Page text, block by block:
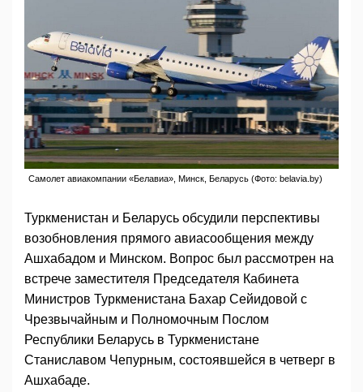
Самолет авиакомпании «Белавиа», Минск, Беларусь (Фото: belavia.by)
Туркменистан и Беларусь обсудили перспективы
возобновления прямого авиасообщения между
Ашхабадом и Минском. Вопрос был рассмотрен на
встрече заместителя Председателя Кабинета
Министров Туркменистана Бахар Сейидовой с
Чрезвычайным и Полномочным Послом
Республики Беларусь в Туркменистане
Станиславом Чепурным, состоявшейся в четверг в
Ашхабаде.